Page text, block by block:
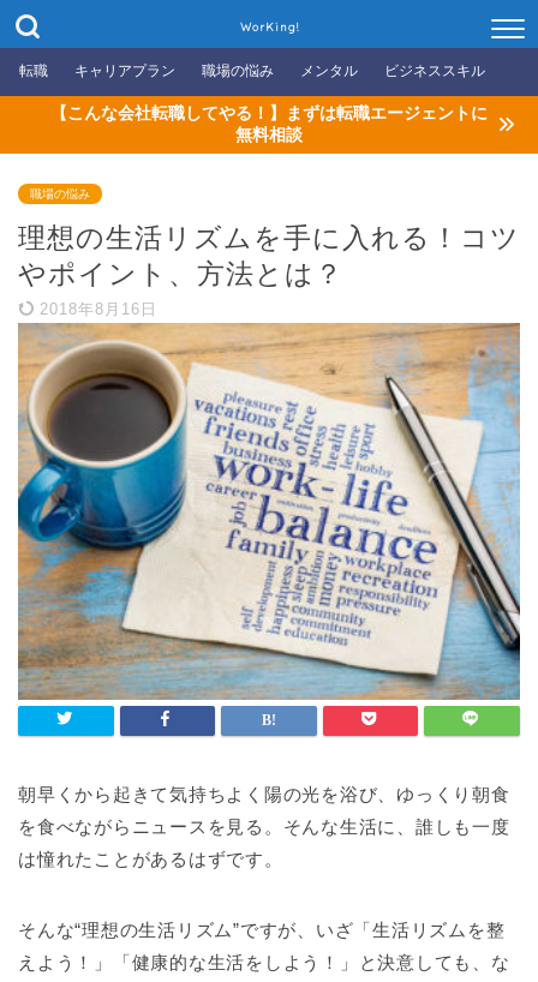
WorKing!
転職 キャリアプラン 職場の悩み メンタル ビジネススキル
【こんな会社転職してやる！】まずは転職エージェントに
無料相談
職場の悩み
理想の生活リズムを手に入れる！コツ
やポイント、方法とは？
2018年8月16日
朝早くから起きて気持ちよく陽の光を浴び、ゆっくり朝食
を食べながらニュースを見る。そんな生活に、誰しも一度
は憧れたことがあるはずです。
そんな“理想の生活リズム”ですが、いざ「生活リズムを整
えよう！」「健康的な生活をしよう！」と決意しても、な